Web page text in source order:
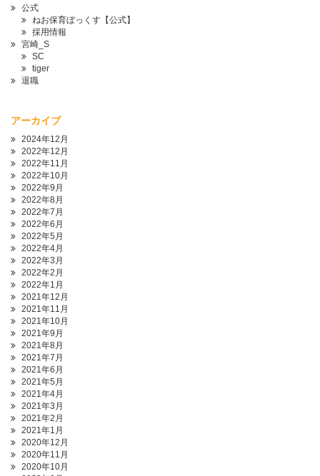
公式
ねお保育ぼっくす【公式】
採用情報
宮崎_S
SC
tiger
退職
アーカイブ
2024年12月
2022年12月
2022年11月
2022年10月
2022年9月
2022年8月
2022年7月
2022年6月
2022年5月
2022年4月
2022年3月
2022年2月
2022年1月
2021年12月
2021年11月
2021年10月
2021年9月
2021年8月
2021年7月
2021年6月
2021年5月
2021年4月
2021年3月
2021年2月
2021年1月
2020年12月
2020年11月
2020年10月